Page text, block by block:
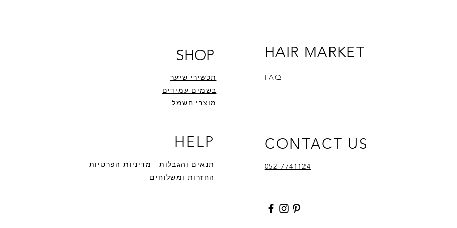
SHOP
תכשירי שיער
בשמים עמידים
מוצרי חשמל
HELP
תנאים והגבלות | מדיניות הפרטיות |
החזרות ומשלוחים
HAIR MARKET
FAQ
CONTACT US
052-7741124